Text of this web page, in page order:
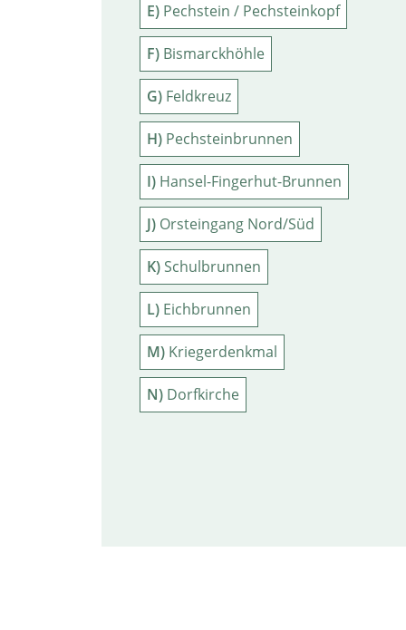
E) Pechstein / Pechsteinkopf
F) Bismarckhöhle
G) Feldkreuz
H) Pechsteinbrunnen
I) Hansel-Fingerhut-Brunnen
J) Orsteingang Nord/Süd
K)Schulbrunnen
L) Eichbrunnen
M) Kriegerdenkmal
N) Dorfkirche